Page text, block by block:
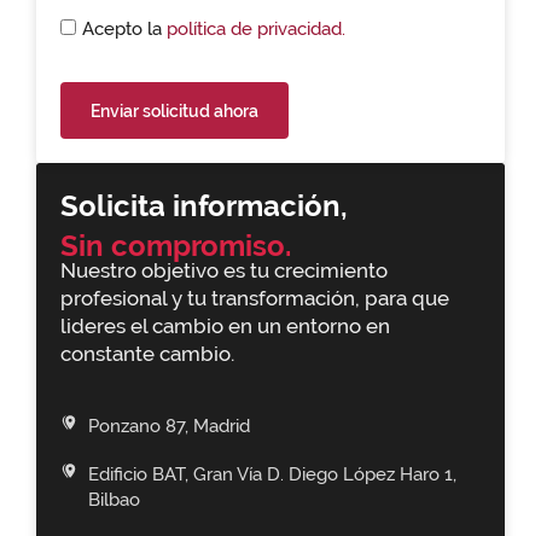
Solicita información,
Sin compromiso.
Nuestro objetivo es tu crecimiento
profesional y tu transformación, para que
lideres el cambio en un entorno en
constante cambio.
Ponzano 87, Madrid
Edificio BAT, Gran Vía D. Diego López Haro 1,
Bilbao
Acepto la política de privacidad.
Enviar solicitud ahora